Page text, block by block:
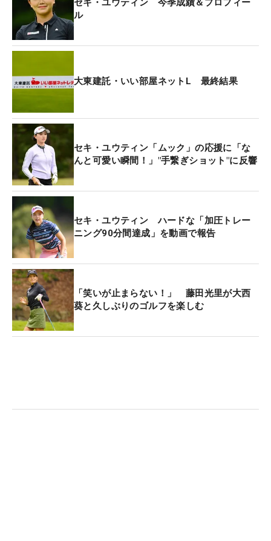
セキ・ユウティン 今季成績＆プロフィー
ル
大東建託・いい部屋ネットL 最終結果
セキ・ユウティン「ムック」の応援に「な
んと可愛い瞬間！」"手繋ぎショット"に反響
セキ・ユウティン ハードな「加圧トレー
ニング90分間達成」を動画で報告
「笑いが止まらない！」 藤田光里が大西
葵と久しぶりのゴルフを楽しむ